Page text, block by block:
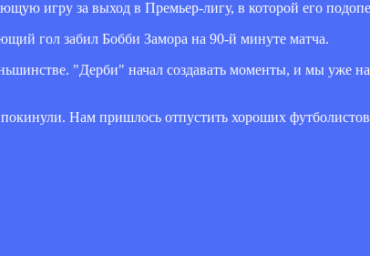
игру за выход в Премьер-лигу, в которой его
гол забил Бобби Замора на 90-й минуте матча.
"Дерби" начал создавать моменты, и мы уже
Нам пришлось отпустить хороших